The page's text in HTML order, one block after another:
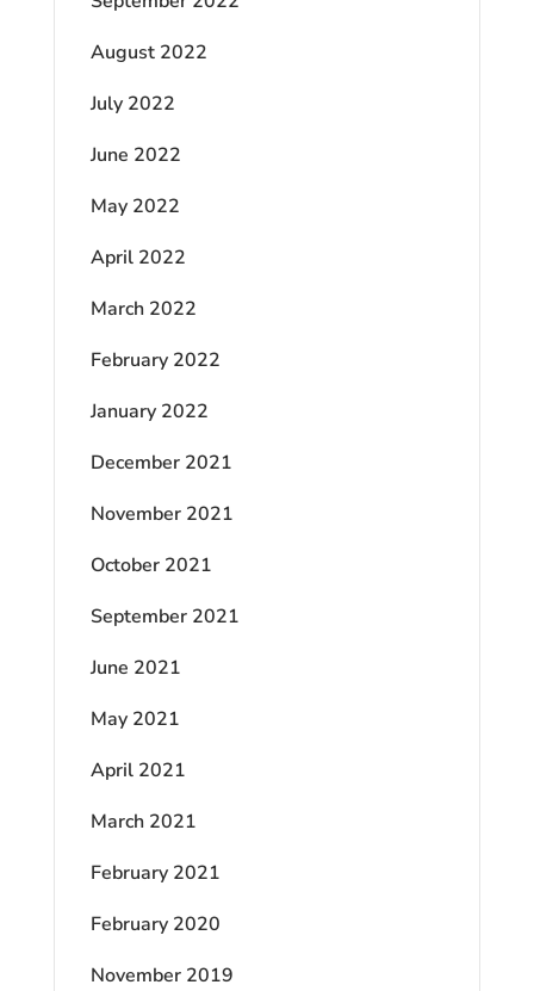
August 2022
July 2022
June 2022
May 2022
April 2022
March 2022
February 2022
January 2022
December 2021
November 2021
October 2021
September 2021
June 2021
May 2021
April 2021
March 2021
February 2021
February 2020
November 2019